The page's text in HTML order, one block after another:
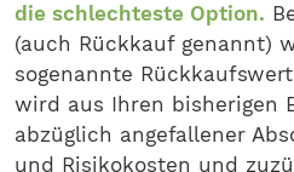
die schlechteste Option.
(auch Rückkauf genannt)
sogenannte
wird aus Ihren bisherigen
abzüglich angefallener
und Risikokosten und